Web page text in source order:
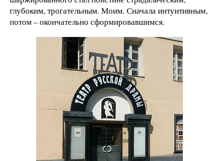
глубоким, трогательным. Моим. Сначала интуитивным,
потом – окончательно сформировавшимся.